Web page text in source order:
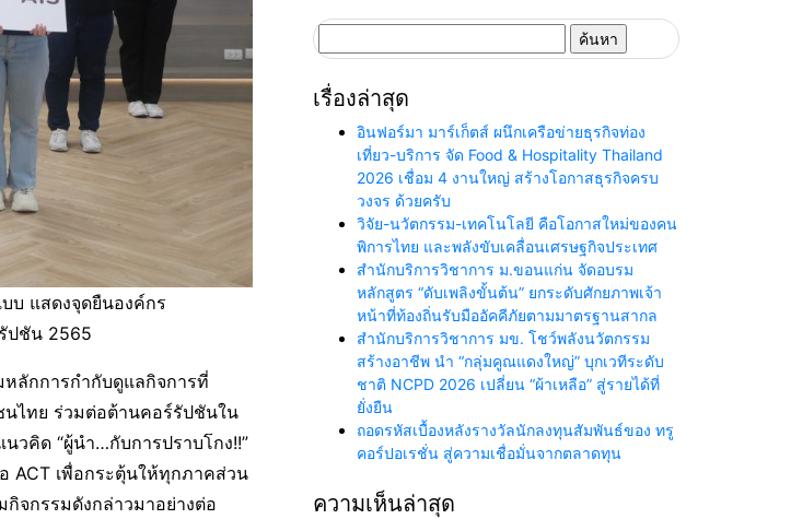
บ แสดงจุดยืนองค์กร
ปชัน 2565
ลักการกำกับดูแลกิจการที่
นไทย ร่วมต่อต้านคอร์รัปชันใน
วคิด “ผู้นำ…กับการปราบโกง!!”
ACT เพื่อกระตุ้นให้ทุกภาคส่วน
จกรรมดังกล่าวมาอย่างต่อ
สำหรับ:
เรื่องล่าสุด
อินฟอร์มา มาร์เก็ตส์ ผนึกเครือข่ายธุรกิจท่อง
เที่ยว-บริการ จัด Food & Hospitality Thailand
2026 เชื่อม 4 งานใหญ่ สร้างโอกาสธุรกิจครบ
วงจร ด้วยครับ
วิจัย-นวัตกรรม-เทคโนโลยี คือโอกาสใหม่ของคน
พิการไทย และพลังขับเคลื่อนเศรษฐกิจประเทศ
สำนักบริการวิชาการ ม.ขอนแก่น จัดอบรม
หลักสูตร “ดับเพลิงขั้นต้น” ยกระดับศักยภาพเจ้า
หน้าที่ท้องถิ่นรับมืออัคคีภัยตามมาตรฐานสากล
สำนักบริการวิชาการ มข. โชว์พลังนวัตกรรม
สร้างอาชีพ นำ “กลุ่มคูณแดงใหญ่” บุกเวทีระดับ
ชาติ NCPD 2026 เปลี่ยน “ผ้าเหลือ” สู่รายได้ที่
ยั่งยืน
ถอดรหัสเบื้องหลังรางวัลนักลงทุนสัมพันธ์ของ ทรู
คอร์ปอเรชั่น สู่ความเชื่อมั่นจากตลาดทุน
ความเห็นล่าสุด